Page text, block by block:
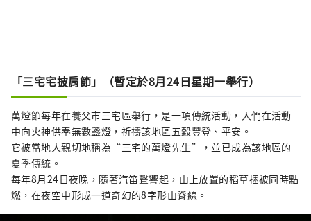
「三宅宅披肩節」（暫定於8月24日星期一舉行）
萬燈節每年在養父市三宅區舉行，是一項傳統活動，人們在活動
中向火神供奉無數盞燈，祈禱該地區五穀豐登、平安。
它被當地人親切地稱為“三宅的萬燈先生”，並已成為該地區的
夏季傳統。
每年8月24日夜晚，隨著汽笛聲響起，山上放置的稻草捆被同時點
燃，在夜空中形成一道奇幻的8字形山脊線。